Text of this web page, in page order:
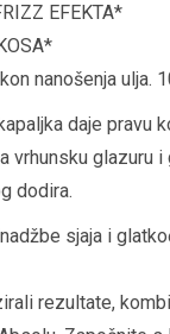
EFEKTA*
nanošenja ulja.
daje pravu
vrhunsku glazuru
dodira.
sjaja i
rezultate,